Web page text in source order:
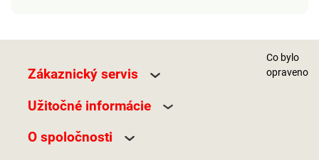
Zákaznický servis
Užitočné informácie
O spoločnosti
Co bylo
opraveno